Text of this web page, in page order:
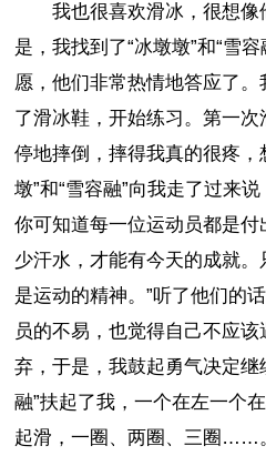
我也很喜欢滑冰，很想
是，我找到了“冰墩墩”和“雪
愿，他们非常热情地答应了
了滑冰鞋，开始练习。第一
停地摔倒，摔得我真的很疼，
墩”和“雪容融”向我走了过来
你可知道每一位运动员都是
少汗水，才能有今天的成就
是运动的精神。”听了他们的
员的不易，也觉得自己不应
弃，于是，我鼓起勇气决定继
融”扶起了我，一个在左一个
起滑，一圈、两圈、三圈……